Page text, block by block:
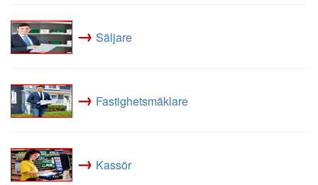
→ Säljare
→ Fastighetsmäklare
→ Kassör